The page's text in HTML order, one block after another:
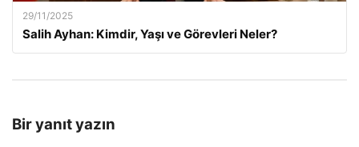
29/11/2025
Salih Ayhan: Kimdir, Yaşı ve Görevleri Neler?
Bir yanıt yazın